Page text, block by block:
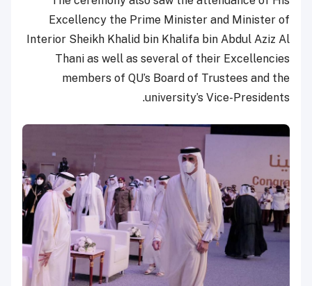
Excellency the Prime Minister and Minister of
Interior Sheikh Khalid bin Khalifa bin Abdul Aziz Al
Thani as well as several of their Excellencies
members of QU’s Board of Trustees and the
university’s Vice-Presidents.